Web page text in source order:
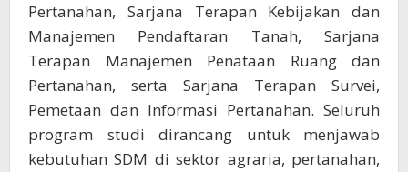
Pertanahan, Sarjana Terapan Kebijakan dan
Manajemen Pendaftaran Tanah, Sarjana
Terapan Manajemen Penataan Ruang dan
Pertanahan, serta Sarjana Terapan Survei,
Pemetaan dan Informasi Pertanahan. Seluruh
program studi dirancang untuk menjawab
kebutuhan SDM di sektor agraria, pertanahan,